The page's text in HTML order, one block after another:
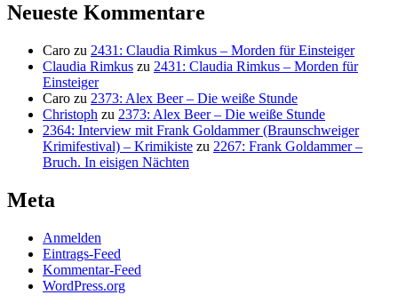
Neueste Kommentare
Caro zu 2431: Claudia Rimkus – Morden für Einsteiger
Claudia Rimkus zu 2431: Claudia Rimkus – Morden für
Einsteiger
Caro zu 2373: Alex Beer – Die weiße Stunde
Christoph zu 2373: Alex Beer – Die weiße Stunde
2364: Interview mit Frank Goldammer (Braunschweiger
Krimifestival) – Krimikiste zu 2267: Frank Goldammer –
Bruch. In eisigen Nächten
Meta
Anmelden
Eintrags-Feed
Kommentar-Feed
WordPress.org